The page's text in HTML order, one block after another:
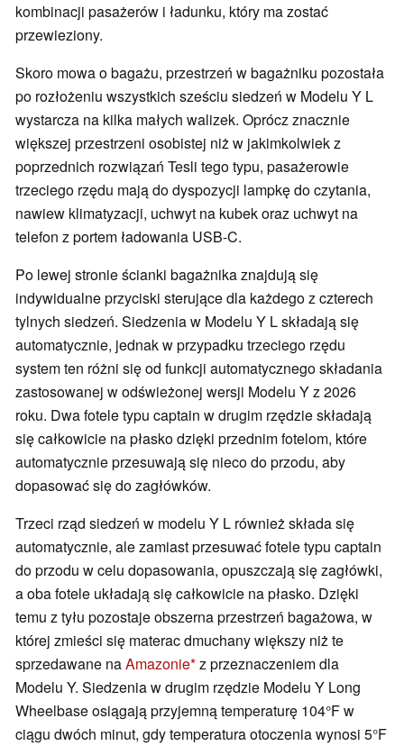
kombinacji pasażerów i ładunku, który ma zostać
przewieziony.
Skoro mowa o bagażu, przestrzeń w bagażniku pozostała
po rozłożeniu wszystkich sześciu siedzeń w Modelu Y L
wystarcza na kilka małych walizek. Oprócz znacznie
większej przestrzeni osobistej niż w jakimkolwiek z
poprzednich rozwiązań Tesli tego typu, pasażerowie
trzeciego rzędu mają do dyspozycji lampkę do czytania,
nawiew klimatyzacji, uchwyt na kubek oraz uchwyt na
telefon z portem ładowania USB-C.
Po lewej stronie ścianki bagażnika znajdują się
indywidualne przyciski sterujące dla każdego z czterech
tylnych siedzeń. Siedzenia w Modelu Y L składają się
automatycznie, jednak w przypadku trzeciego rzędu
system ten różni się od funkcji automatycznego składania
zastosowanej w odświeżonej wersji Modelu Y z 2026
roku. Dwa fotele typu captain w drugim rzędzie składają
się całkowicie na płasko dzięki przednim fotelom, które
automatycznie przesuwają się nieco do przodu, aby
dopasować się do zagłówków.
Trzeci rząd siedzeń w modelu Y L również składa się
automatycznie, ale zamiast przesuwać fotele typu captain
do przodu w celu dopasowania, opuszczają się zagłówki,
a oba fotele układają się całkowicie na płasko. Dzięki
temu z tyłu pozostaje obszerna przestrzeń bagażowa, w
której zmieści się materac dmuchany większy niż te
sprzedawane naAmazonie z przeznaczeniem dla
Modelu Y. Siedzenia w drugim rzędzie Modelu Y Long
Wheelbase osiągają przyjemną temperaturę 104°F w
ciągu dwóch minut, gdy temperatura otoczenia wynosi 5°F